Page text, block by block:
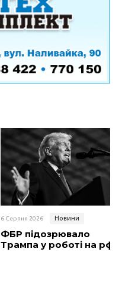
6 Серпня 2026 Новини
ФБР підозрювало
Трампа у роботі на рф